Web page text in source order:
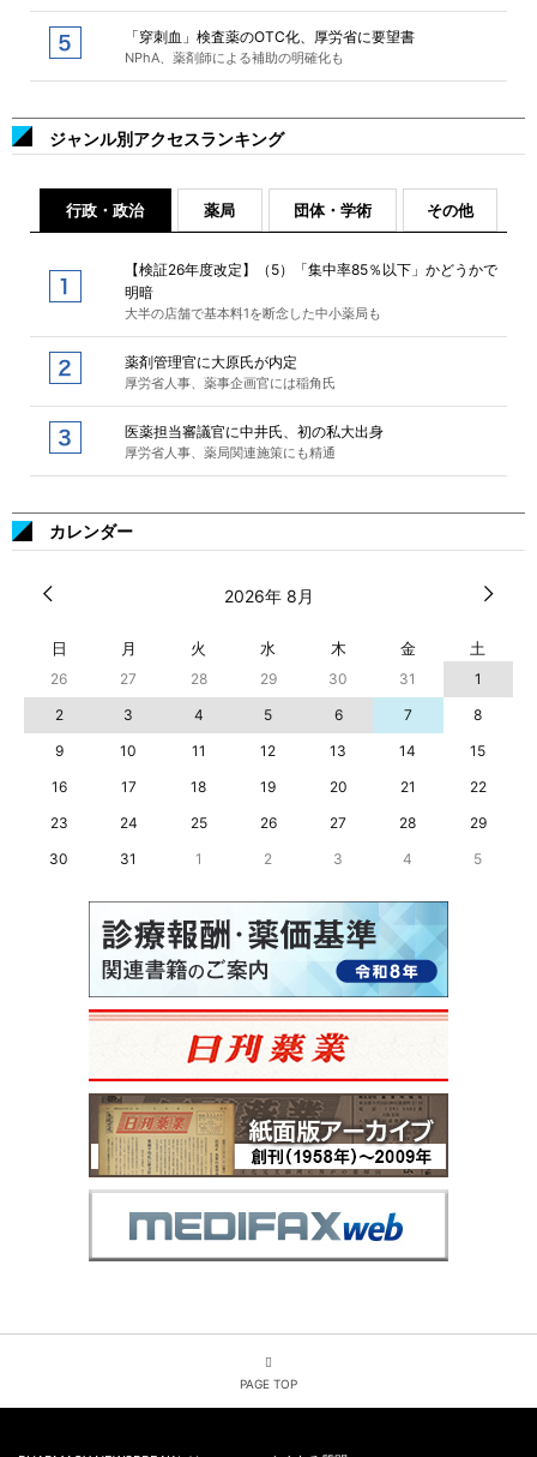
「穿刺血」検査薬のOTC化、厚労省に要望書
NPhA、薬剤師による補助の明確化も
ジャンル別アクセスランキング
行政・政治 薬局 団体・学術 その他
【検証26年度改定】（5）「集中率85％以下」かどうかで
明暗
大半の店舗で基本料1を断念した中小薬局も
薬剤管理官に大原氏が内定
厚労省人事、薬事企画官には稲角氏
医薬担当審議官に中井氏、初の私大出身
厚労省人事、薬局関連施策にも精通
カレンダー
2026年 8月
日 月 火 水 木 金 土
26 27 28 29 30 31
1
2
3 4 5 6 7
8
9
10 11 12 13 14
15
16
17 18 19 20 21
22
23
24 25 26 27 28
29
30
31 1 2 3 4 5
PAGE TOP